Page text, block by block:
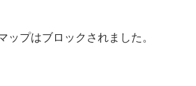
プはブロックされました。